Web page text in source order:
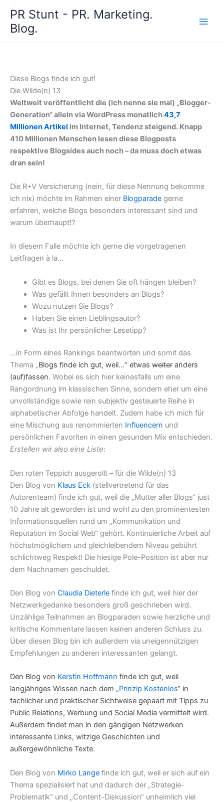
Inhalt
springen
PR Stunt - PR. Marketing.
Blog.
Diese Blogs finde ich gut!
Die Wilde(n) 13
Weltweit veröffentlicht die (ich nenne sie mal) „Blogger-
Generation“ allein via WordPress monatlich43,7
Millionen Artikel im Internet, Tendenz steigend. Knapp
410 Millionen Menschen lesen diese Blogposts
respektive Blogsides auch noch – da muss doch etwas
dran sein!
Die R+V Versicherung (nein, für diese Nennung bekomme
ich nix) möchte im Rahmen einer Blogparade gerne
erfahren, welche Blogs besonders interessant sind und
warum überhaupt!?
In diesem Falle möchte ich gerne die vorgetragenen
Leitfragen à la…
Gibt es Blogs, bei denen Sie oft hängen bleiben?
Was gefällt Ihnen besonders an Blogs?
Wozu nutzen Sie Blogs?
Haben Sie einen Lieblingsautor?
Was ist Ihr persönlicher Lesetipp?
…in Form eines Rankings beantworten und somit das
Thema „Blogs finde ich gut, weil…“ etwas weiter anders
(auf)fassen. Wobei es sich hier keinesfalls um eine
Rangordnung im klassischen Sinne, sondern eher um eine
unvollständige sowie rein subjektiv gesteuerte Reihe in
alphabetischer Abfolge handelt. Zudem habe ich mich für
eine Mischung aus renommierten Influencern und
persönlichen Favoriten in einen gesunden Mix entschieden.
Erstellen wir also eine Liste:
Den roten Teppich ausgerollt – für die Wilde(n) 13
Den Blog von Klaus Eck (stellvertretend für das
Autorenteam) finde ich gut, weil die „Mutter aller Blogs“ just
10 Jahre alt geworden ist und wohl zu den prominentesten
Informationsquellen rund um „Kommunikation und
Reputation im Social Web“ gehört. Kontinuierliche Arbeit auf
höchstmöglichem und gleichleibendem Niveau gebührt
schlichtweg Respekt! Die hiesige Pole-Position ist aber nur
dem Nachnamen geschuldet.
Den Blog von Claudia Dieterle finde ich gut, weil hier der
Netzwerkgedanke besonders groß geschrieben wird.
Unzählige Teilnahmen an Blogparaden sowie herzliche und
kritische Kommentare lassen keinen anderen Schluss zu.
Über diesen Blog bin ich außerdem via uneigennützigen
Empfehlungen zu anderen interessanten gelangt.
Den Blog von Kerstin Hoffmann finde ich gut, weil
langjähriges Wissen nach dem „Prinzip Kostenlos“ in
fachlicher und praktischer Sichtweise gepaart mit Tipps zu
Public Relations, Werbung und Social Media vermittelt wird.
Außerdem findet man in den gängigen Netzwerken
interessante Links, witzige Geschichten und
außergewöhnliche Texte.
Den Blog von Mirko Lange finde ich gut, weil er sich auf ein
Thema spezialisiert hat und dadurch der „Strategie-
Problematik“ und „Content-Diskussion“ unheimlich viel